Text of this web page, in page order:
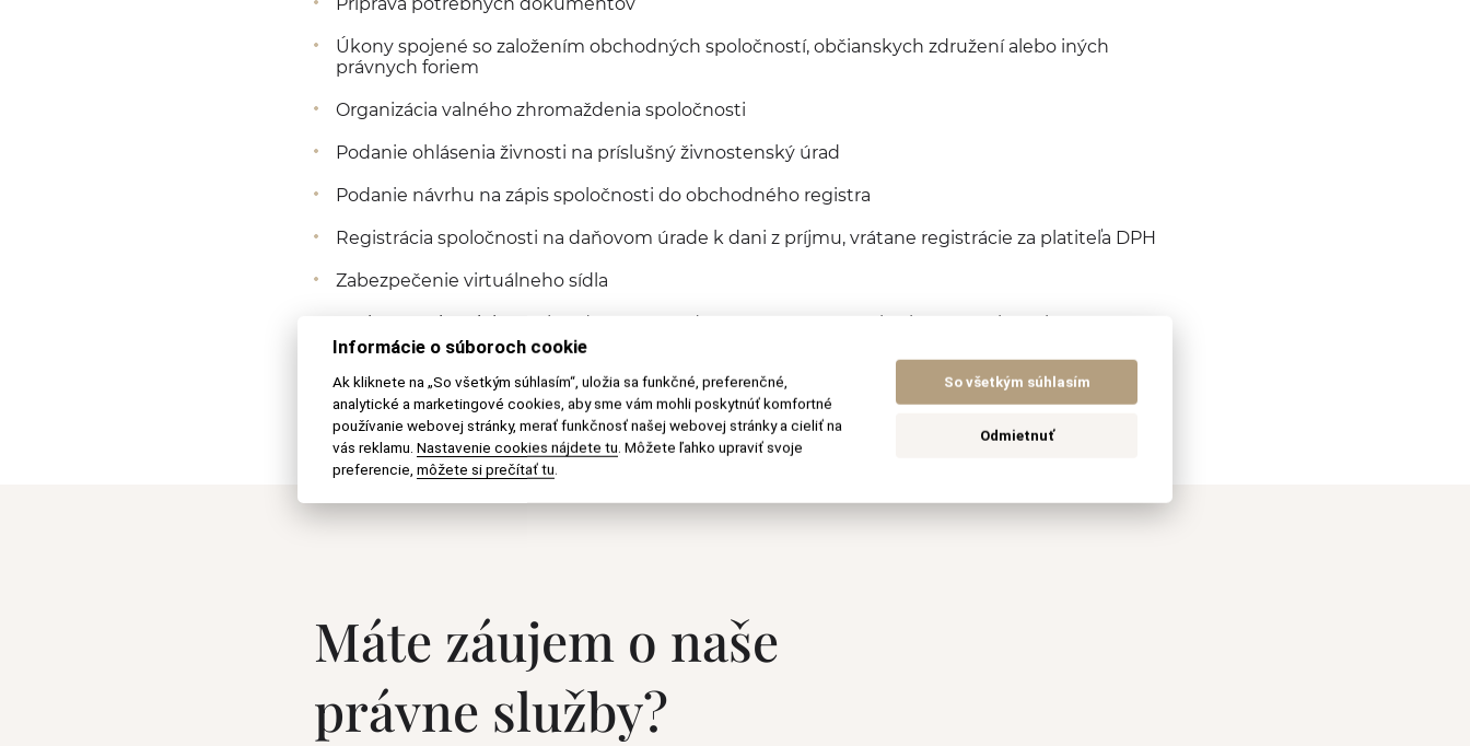
Úkony spojené so založením obchodných spoločností, občianskych združení alebo iných
právnych foriem
Organizácia valného zhromaždenia spoločnosti
Podanie ohlásenia živnosti na príslušný živnostenský úrad
Podanie návrhu na zápis spoločnosti do obchodného registra
Registrácia spoločnosti na daňovom úrade k dani z príjmu, vrátane registrácie za platiteľa DPH
Zabezpečenie virtuálneho sídla
Poskytovanie priebežnej podpory a poradenstva, vrátane monitoringu a registrácie
duševného vlastníctva
Zastupovanie v súdnych sporoch o ochranu práva duševného vlastníctva
Máte záujem o naše
právne služby?
Informácie o súboroch cookie
Ak kliknete na „So všetkým súhlasím“, uložia sa funkčné, preferenčné,
analytické a marketingové cookies, aby sme vám mohli poskytnúť komfortné
používanie webovej stránky, merať funkčnosť našej webovej stránky a cieliť na
vás reklamu. Nastavenie cookies nájdete tu. Môžete ľahko upraviť svoje
preferencie, môžete si prečítať tu.
So všetkým súhlasím
Odmietnuť